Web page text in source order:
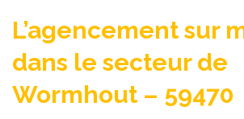
L’agencement sur
dans le secteur de
Wormhout – 59470